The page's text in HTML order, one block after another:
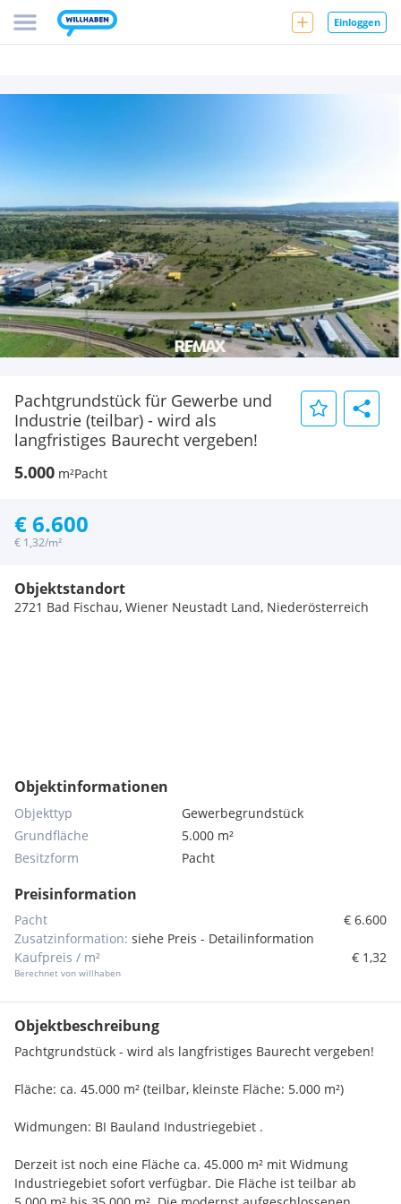
Einloggen
Pachtgrundstück für Gewerbe und
Industrie (teilbar) - wird als
langfristiges Baurecht vergeben!
5.000 m²Pacht
€ 6.600
€ 1,32/m²
Objektstandort
2721 Bad Fischau, Wiener Neustadt Land, Niederösterreich
Objektinformationen
Objekttyp
Gewerbegrundstück
Grundfläche
5.000 m²
Besitzform
Pacht
Preisinformation
Pacht
€ 6.600
Zusatzinformation: siehe Preis - Detailinformation
Kaufpreis / m²
Berechnet von willhaben
€ 1,32
Objektbeschreibung
Pachtgrundstück - wird als langfristiges Baurecht vergeben!
Fläche: ca. 45.000 m² (teilbar, kleinste Fläche: 5.000 m²)
Widmungen: BI Bauland Industriegebiet .
Derzeit ist noch eine Fläche ca. 45.000 m² mit Widmung
Industriegebiet sofort verfügbar. Die Fläche ist teilbar ab